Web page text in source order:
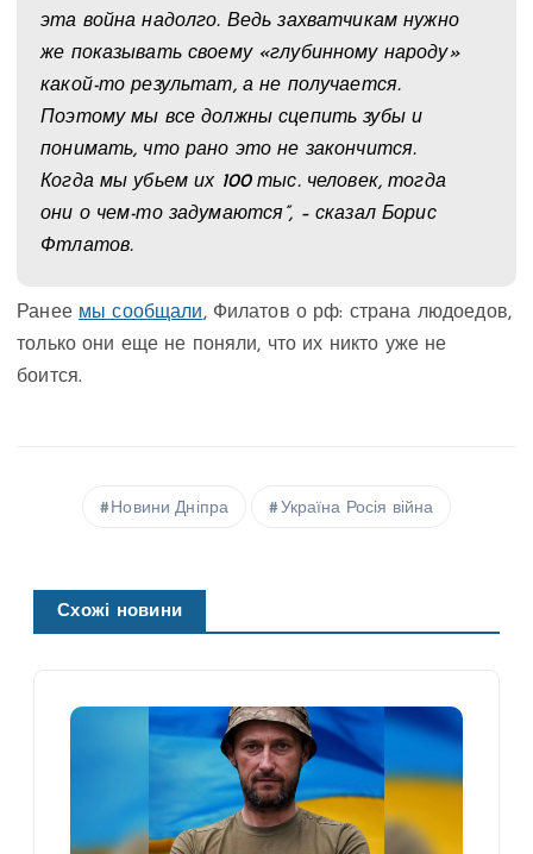
эта война надолго. Ведь захватчикам нужно
же показывать своему «глубинному народу»
какой-то результат, а не получается.
Поэтому мы все должны сцепить зубы и
понимать, что рано это не закончится.
Когда мы убьем их 100 тыс. человек, тогда
они о чем-то задумаются”, – сказал Борис
Фтлатов.
Ранее мы сообщали, Филатов о рф: страна людоедов,
только они еще не поняли, что их никто уже не
боится.
Новини Дніпра Україна Росія війна
Схожі новини